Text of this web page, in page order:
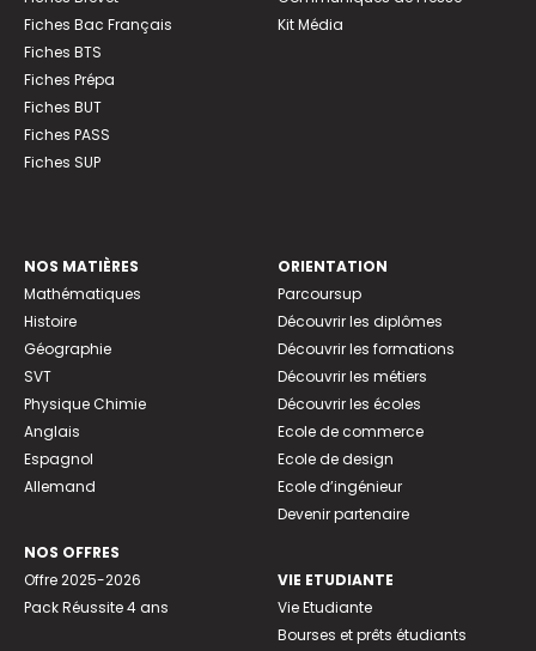
Fiches Bac Français
Fiches BTS
Fiches Prépa
Fiches BUT
Fiches PASS
Fiches SUP
Kit Média
NOS MATIÈRES
Mathématiques
Histoire
Géographie
SVT
Physique Chimie
Anglais
Espagnol
Allemand
NOS OFFRES
Offre 2025-2026
Pack Réussite 4 ans
ORIENTATION
Parcoursup
Découvrir les diplômes
Découvrir les formations
Découvrir les métiers
Découvrir les écoles
Ecole de commerce
Ecole de design
Ecole d’ingénieur
Devenir partenaire
VIE ETUDIANTE
Vie Etudiante
Bourses et prêts étudiants